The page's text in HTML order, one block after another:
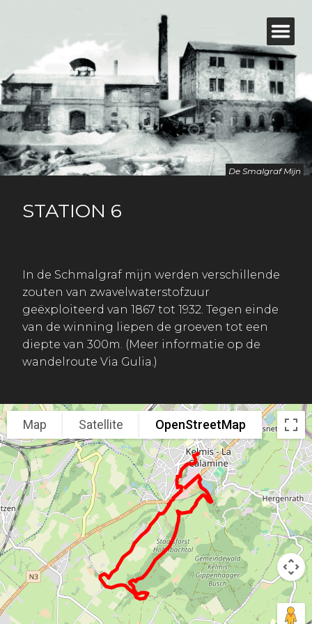
De Smalgraf Mijn
STATION 6
In de Schmalgraf mijn werden verschillende
zouten van zwavelwaterstofzuur
geëxploiteerd van 1867 tot 1932. Tegen einde
van de winning liepen de groeven tot een
diepte van 300m. (Meer informatie op de
wandelroute Via Gulia.)
Map Satellite OpenStreetMap